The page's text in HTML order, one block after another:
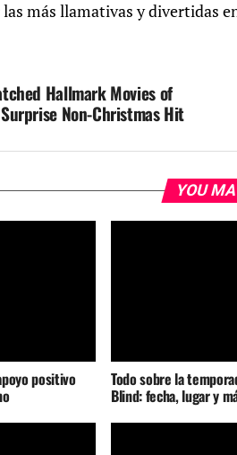
más llamativas y divertidas
Hallmark Movies of
Non-Christmas Hit
YOU
positivo Todo sobre la
Blind: fecha, lugar y